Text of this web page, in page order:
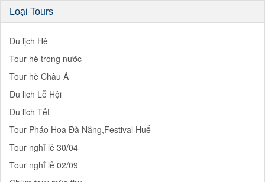
Loại Tours
Du lịch Hè
Tour hè trong nước
Tour hè Châu Á
Du lich Lễ Hội
Du lich Tết
Tour Pháo Hoa Đà Nẵng,Festival Huế
Tour nghỉ lễ 30/04
Tour nghỉ lễ 02/09